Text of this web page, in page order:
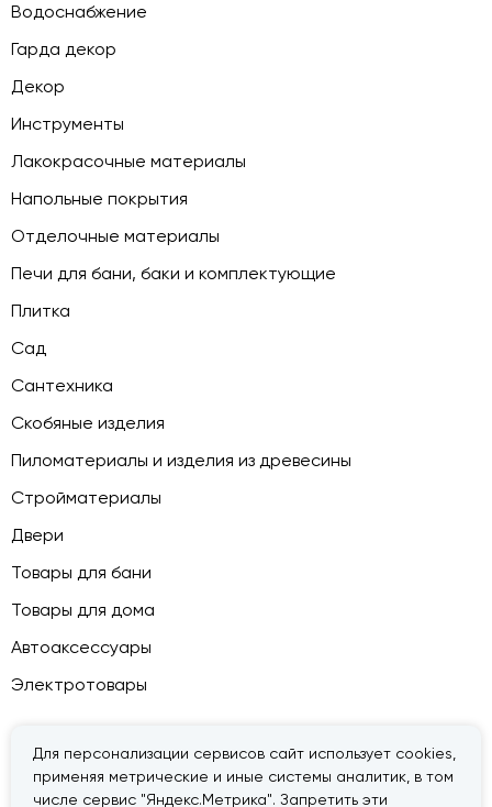
Для персонализации сервисов сайт использует cookies,
применяя метрические и иные системы аналитик, в том
числе сервис "Яндекс.Метрика". Запретить эти
Водоснабжение
Гарда декор
Декор
Инструменты
Лакокрасочные материалы
Напольные покрытия
Отделочные материалы
Печи для бани, баки и комплектующие
Плитка
Сад
Сантехника
Скобяные изделия
Пиломатериалы и изделия из древесины
Стройматериалы
Двери
Товары для бани
Товары для дома
Автоаксессуары
Электротовары
© 2026 — «Дачник».Правовая информация